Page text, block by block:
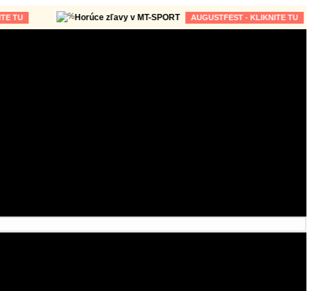
Horúce zľavy v MT-SPORT AUGUSTFEST - KLIKNITE TU